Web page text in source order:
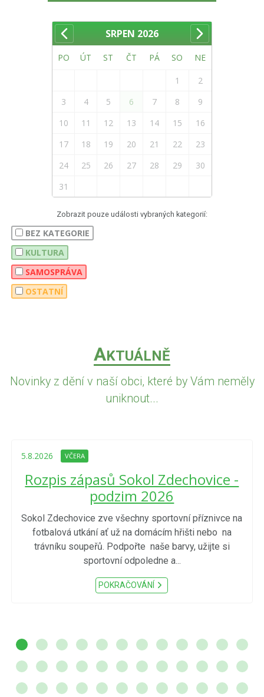
SRPEN 2026
PO ÚT ST ČT PÁ SO NE
1
2
3
4 5 6 7 8
9
10
11 12 13 14 15
16
17
18 19 20 21 22
23
24
25 26 27 28 29
30
31
Zobrazit pouze události vybraných kategorií:
BEZ KATEGORIE
KULTURA
SAMOSPRÁVA
OSTATNÍ
AKTUÁLNĚ
Novinky z dění v naší obci, které by Vám neměly
uniknout...
5.8.2026 VČERA
Rozpis zápasů Sokol Zdechovice -
podzim 2026
Sokol Zdechovice zve všechny sportovní příznivce na
fotbalová utkání ať už na domácím hřišti nebo na
trávníku soupeřů. Podpořte naše barvy, užijte si
sportovní odpoledne a...
POKRAČOVÁNÍ